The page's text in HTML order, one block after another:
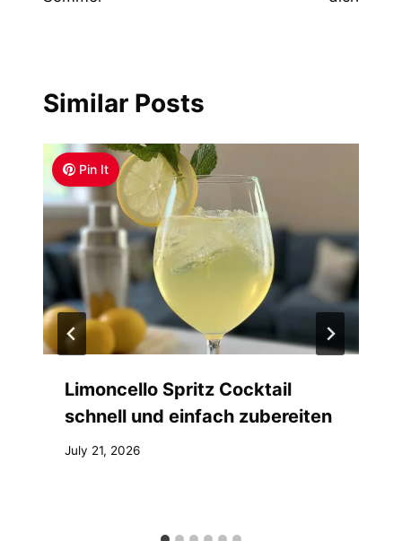
Similar Posts
Pin It
Limoncello Spritz Cocktail
schnell und einfach zubereiten
July 21, 2026